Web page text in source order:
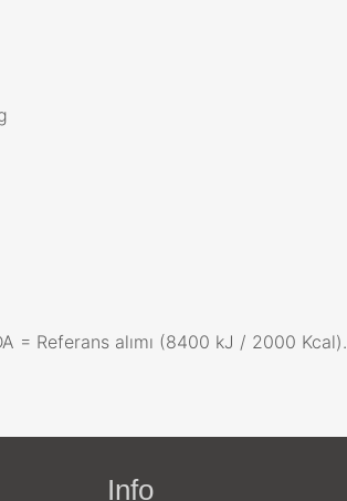
= Referans alımı (8400 kJ / 2000 Kcal).
Info